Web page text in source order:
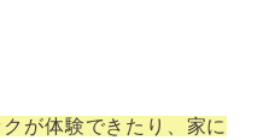
が体験できたり、家に